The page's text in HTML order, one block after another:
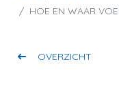
inhoud
HOE EN WAAR
OVERZICHT